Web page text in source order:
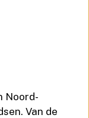
Noord-
Van de